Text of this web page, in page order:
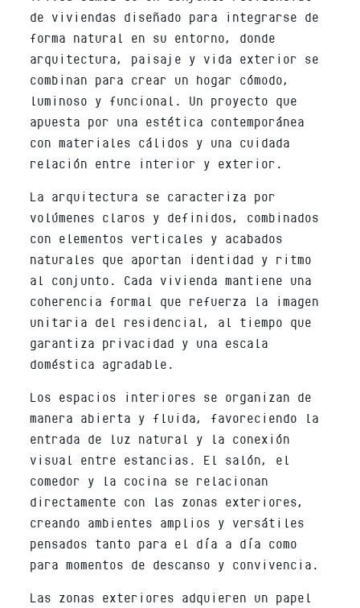
de viviendas diseñado para integrarse de
forma natural en su entorno, donde
arquitectura, paisaje y vida exterior se
combinan para crear un hogar cómodo,
luminoso y funcional. Un proyecto que
apuesta por una estética contemporánea
con materiales cálidos y una cuidada
relación entre interior y exterior.
La arquitectura se caracteriza por
volúmenes claros y definidos, combinados
con elementos verticales y acabados
naturales que aportan identidad y ritmo
al conjunto. Cada vivienda mantiene una
coherencia formal que refuerza la imagen
unitaria del residencial, al tiempo que
garantiza privacidad y una escala
doméstica agradable.
Los espacios interiores se organizan de
manera abierta y fluida, favoreciendo la
entrada de luz natural y la conexión
visual entre estancias. El salón, el
comedor y la cocina se relacionan
directamente con las zonas exteriores,
creando ambientes amplios y versátiles
pensados tanto para el día a día como
para momentos de descanso y convivencia.
Las zonas exteriores adquieren un papel